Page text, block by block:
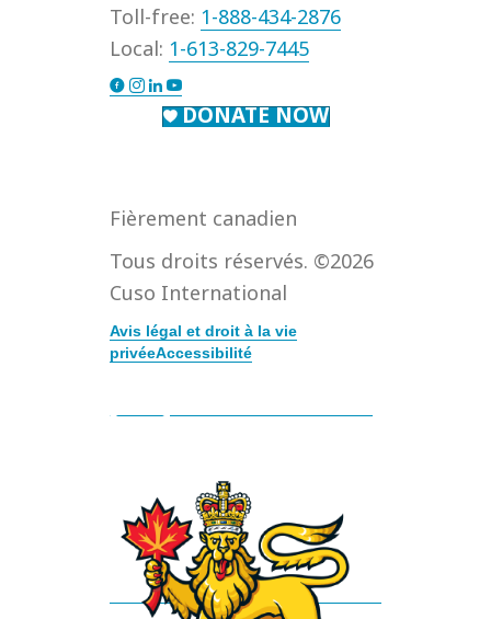
Toll-free: 1-888-434-2876
Local: 1-613-829-7445
DONATE NOW
Fièrement canadien
Tous droits réservés. ©2026
Cuso International
Avis légal et droit à la vie
privéeAccessibilité